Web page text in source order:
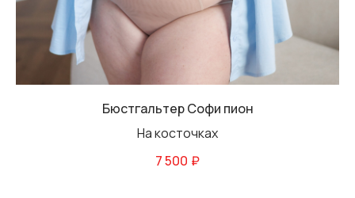
Бюстгальтер Софи пион
На косточках
7 500 ₽